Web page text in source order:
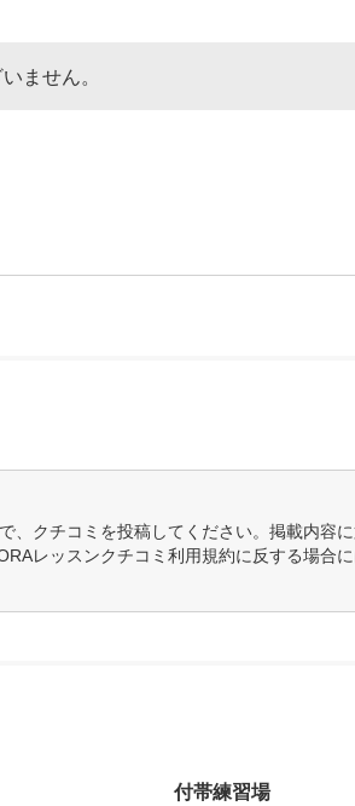
ません。
、クチコミを投稿してください。掲載内容
レッスンクチコミ利用規約に反する場合
付帯練習場